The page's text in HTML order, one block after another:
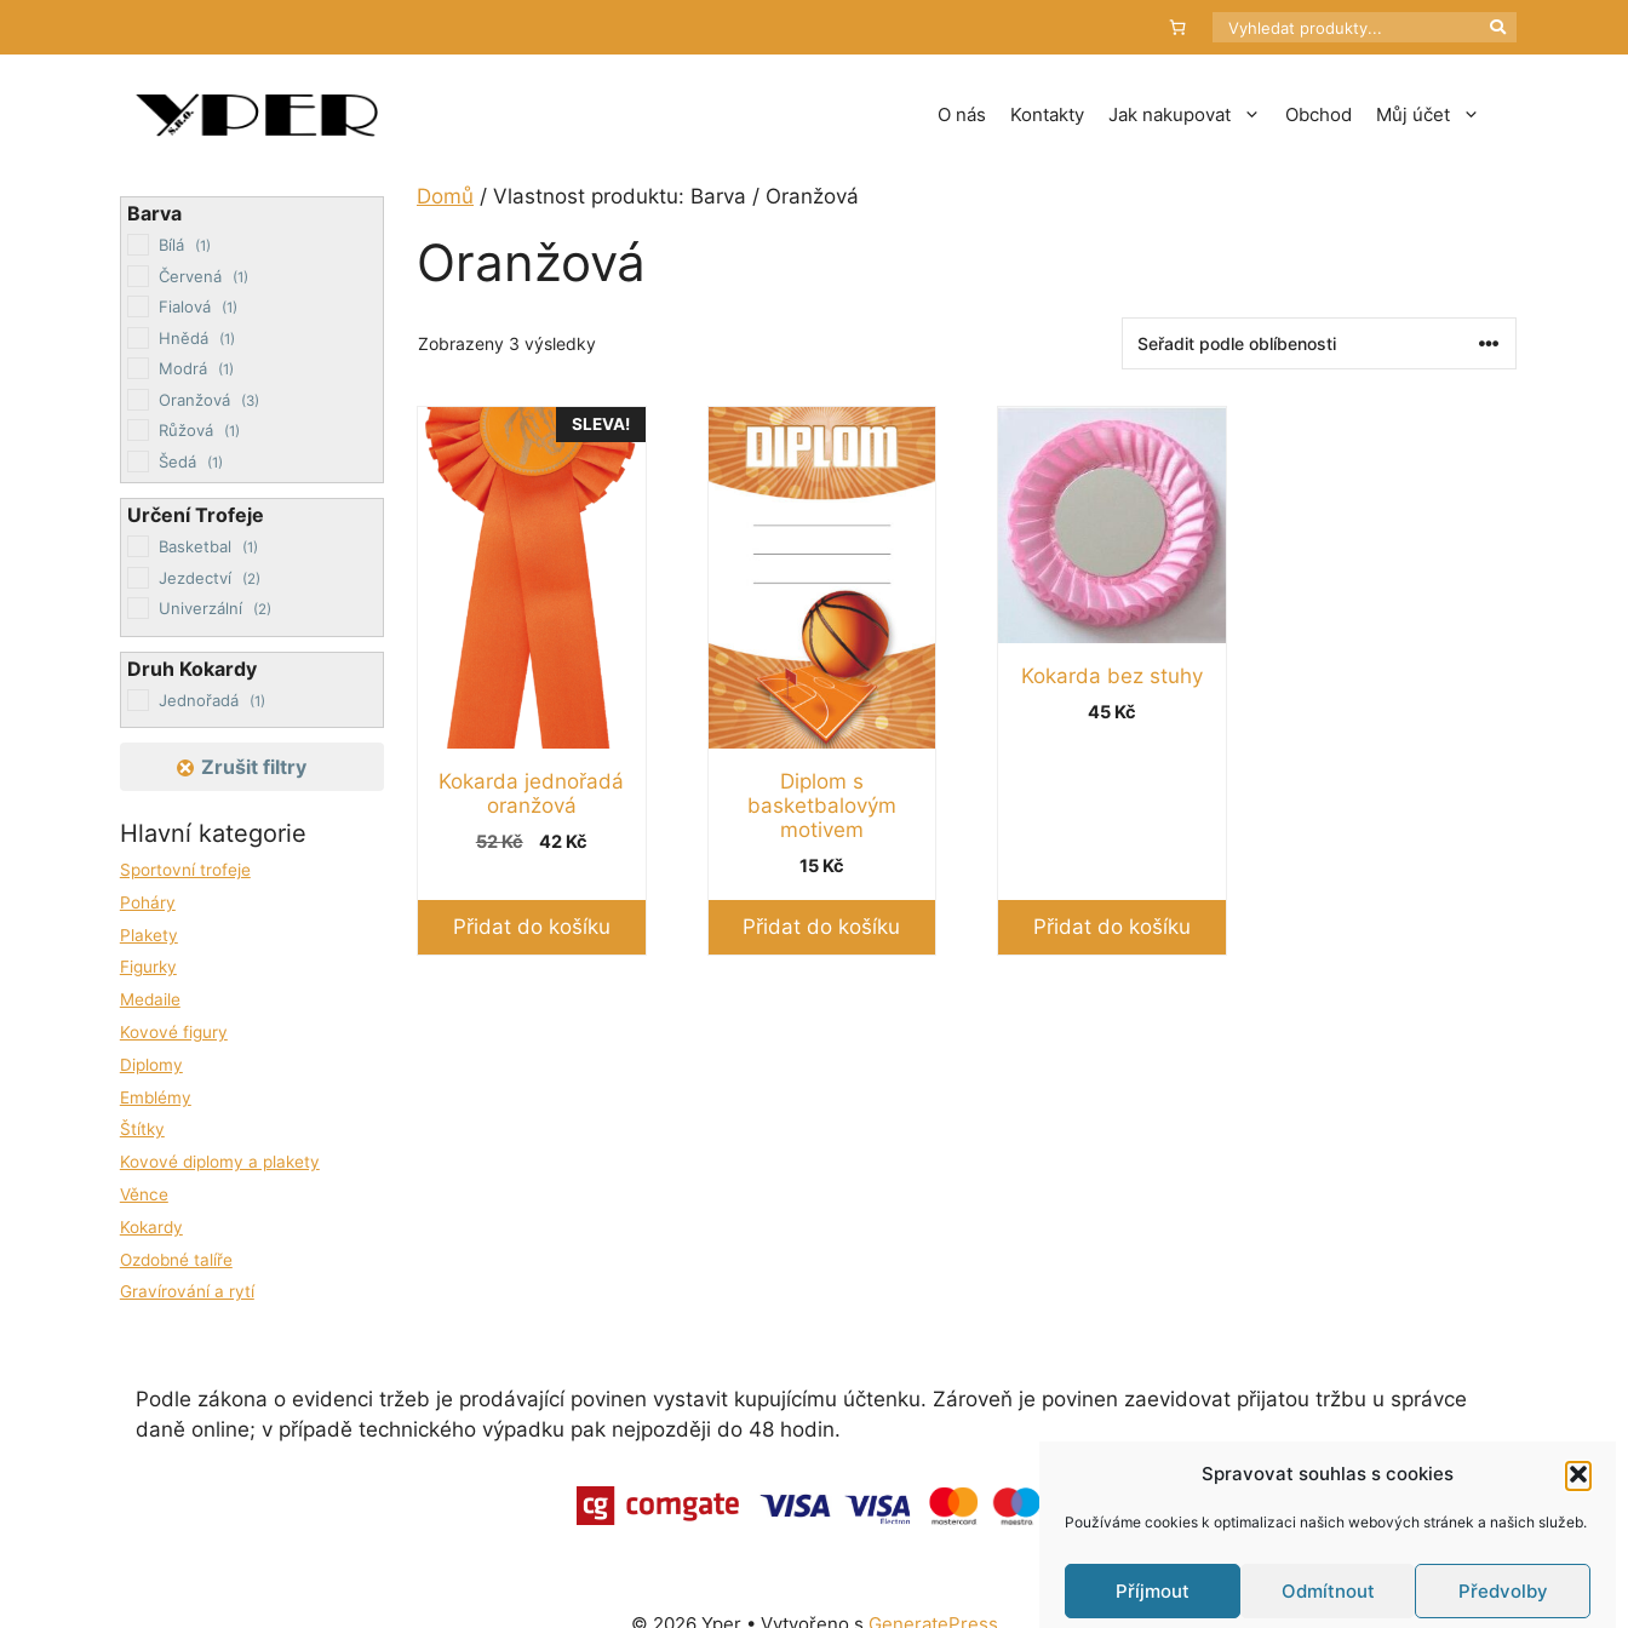
Spravovat souhlas s cookies
Používáme cookies k optimalizaci našich webových stránek a našich služeb.
Příjmout Odmítnout Předvolby
Hledat
O nás Kontakty Jak nakupovat Obchod Můj účet
Domů / Vlastnost produktu: Barva / Oranžová
Oranžová
Zobrazeny 3 výsledkySeřazeno
SLEVA!
Kokarda jednořadá
oranžová
52Kč
Původní
52 Kč.
42 KčAktuální
42 Kč.
Přidat do košíku
Diplom s
basketbalovým
motivem
15 Kč
Přidat do košíku
Kokarda bez stuhy
45 Kč
Přidat do košíku
Barva
Bílá (1)
Červená (1)
Fialová (1)
Hnědá (1)
Modrá (1)
Oranžová (3)
Růžová (1)
Šedá (1)
Zelená (1)
Žlutá (1)
Určení Trofeje
Basketbal (1)
Jezdectví (2)
Univerzální (2)
Druh Kokardy
Jednořadá (1)
Zrušit filtry
Hlavní kategorie
Sportovní trofeje
Poháry
Plakety
Figurky
Medaile
Kovové figury
Diplomy
Emblémy
Štítky
Kovové diplomy a plakety
Věnce
Kokardy
Ozdobné talíře
Gravírování a rytí
Podle zákona o evidenci tržeb je prodávající povinen vystavit kupujícímu účtenku. Zároveň je povinen zaevidovat přijatou tržbu u správce
daně online; v případě technického výpadku pak nejpozději do 48 hodin.